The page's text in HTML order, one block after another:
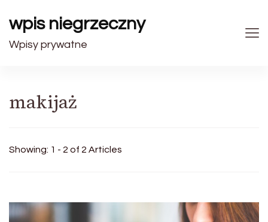
wpis niegrzeczny
Wpisy prywatne
makijaż
Showing: 1 - 2 of 2 Articles